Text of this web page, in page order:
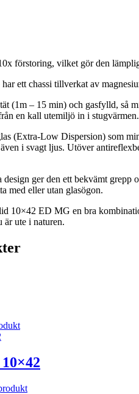
förstoring, vilket gör den
ett chassi tillverkat av
(1m – 15 min) och gasfylld, så
en kall utemiljö in i stugvärmen.
(Extra-Low Dispersion) som
i svagt ljus. Utöver
ger den ett bekvämt
med eller utan glasögon.
10×42 ED MG en bra
är ute i naturen.